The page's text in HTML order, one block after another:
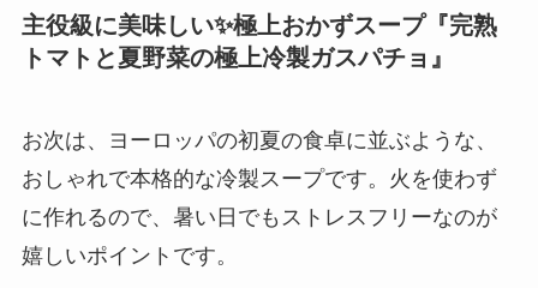
主役級に美味しい✨️極上おかずスープ『完熟
トマトと夏野菜の極上冷製ガスパチョ』
お次は、ヨーロッパの初夏の食卓に並ぶような、
おしゃれで本格的な冷製スープです。火を使わず
に作れるので、暑い日でもストレスフリーなのが
嬉しいポイントです。